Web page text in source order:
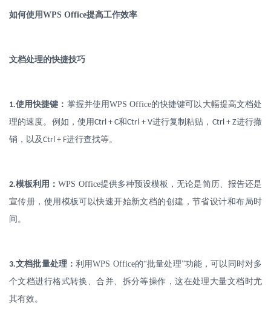
如何使用WPS Office提高工作效率
文档处理的快捷技巧
1.使用快捷键： 掌握并使用WPS Office的快捷键可以大幅提高文档处
理的速度。例如，使用Ctrl + C和Ctrl + V进行复制粘贴， Ctrl + Z进行撤
销，以及Ctrl + F进行查找等。
2.模板利用：WPS Office提供多种预设模板，无论是简历、报告还是
宣传册，使用模板可以快速开始新文档的创建，节省设计和布局时
间。
3.文档批量处理：利用WPS Office的“批量处理”功能，可以同时对多
个文档进行格式转换、合并、拆分等操作，这在处理大量文档时尤
其有效。